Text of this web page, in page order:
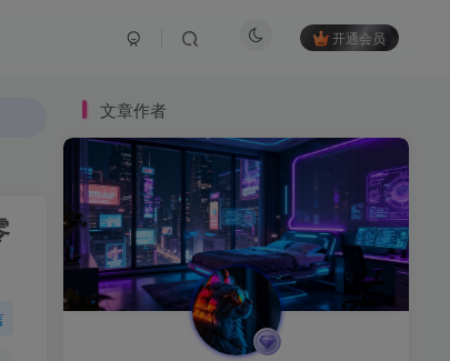
开通会员
文章作者